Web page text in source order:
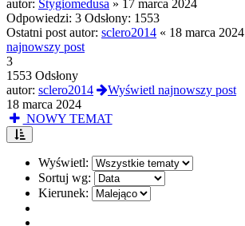
autor: Stygiomedusa » 17 marca 2024
Odpowiedzi: 3 Odsłony: 1553
Ostatni post autor: sclero2014 « 18 marca 2024
najnowszy post
3
1553 Odsłony
autor: sclero2014
Wyświetl najnowszy post
18 marca 2024
NOWY TEMAT
Wyświetl:
Sortuj wg:
Kierunek: